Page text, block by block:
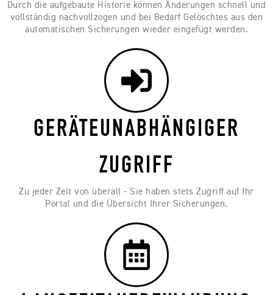
Durch die aufgebaute Historie können Änderungen schnell und
vollständig nachvollzogen und bei Bedarf Gelöschtes aus den
automatischen Sicherungen wieder eingefügt werden.
GERÄTEUNABHÄNGIGER
ZUGRIFF
Zu jeder Zeit von überall - Sie haben stets Zugriff auf Ihr
Portal und die Übersicht Ihrer Sicherungen.